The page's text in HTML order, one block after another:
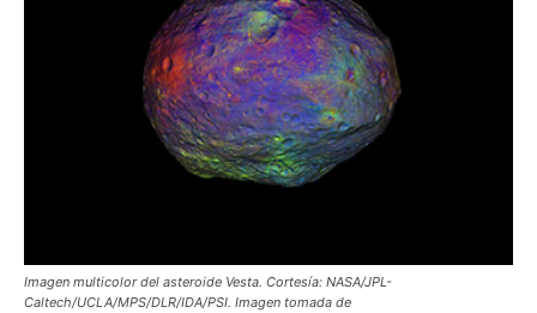
Imagen multicolor del asteroide Vesta. Cortesía: NASA/JPL-
Caltech/UCLA/MPS/DLR/IDA/PSI. Imagen tomada de